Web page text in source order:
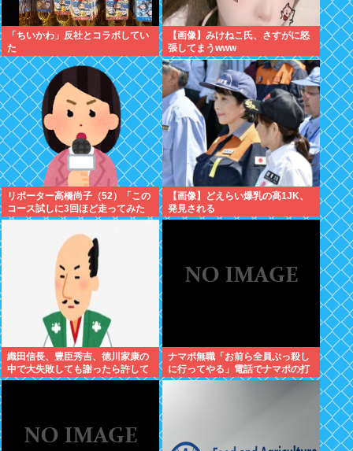
「ちいかわ」反社とコラボしてい
た
【画像】みけねこ氏、さすがに怒
張してまうwww
リポーター高橋尚子（52）「この
コース試しに3回ほど走ってみた
のですが、中々タフなコースです
【画像】どえらい爆乳の高1JK、
発見される
織田信長、豊臣秀吉、徳川家康の
中で大失敗しても謝ったら許して
くれそうなのって徳川家康だよな
ナマポ無職「お前ら全員ぶっ殺し
に行ってやる」電話でナマポの打
ち切り伝えられ市職員を脅す